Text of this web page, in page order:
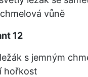
vůně
12
s jemným
hořkost